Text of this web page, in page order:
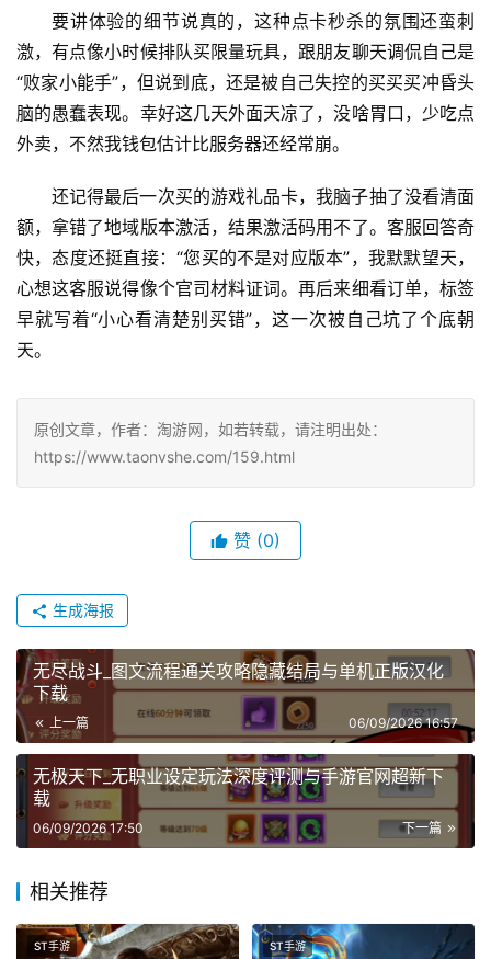
要讲体验的细节说真的，这种点卡秒杀的氛围还蛮刺
激，有点像小时候排队买限量玩具，跟朋友聊天调侃自己是
“败家小能手”，但说到底，还是被自己失控的买买买冲昏头
脑的愚蠢表现。幸好这几天外面天凉了，没啥胃口，少吃点
外卖，不然我钱包估计比服务器还经常崩。
还记得最后一次买的游戏礼品卡，我脑子抽了没看清面
额，拿错了地域版本激活，结果激活码用不了。客服回答奇
快，态度还挺直接：“您买的不是对应版本”，我默默望天，
心想这客服说得像个官司材料证词。再后来细看订单，标签
早就写着“小心看清楚别买错”，这一次被自己坑了个底朝
天。
原创文章，作者：淘游网，如若转载，请注明出处：
https://www.taonvshe.com/159.html
赞 (0)
生成海报
无尽战斗_图文流程通关攻略隐藏结局与单机正版汉化
下载
上一篇 06/09/2026 16:57
无极天下_无职业设定玩法深度评测与手游官网超新下
载
下一篇
06/09/2026 17:50
相关推荐
ST手游 ST手游